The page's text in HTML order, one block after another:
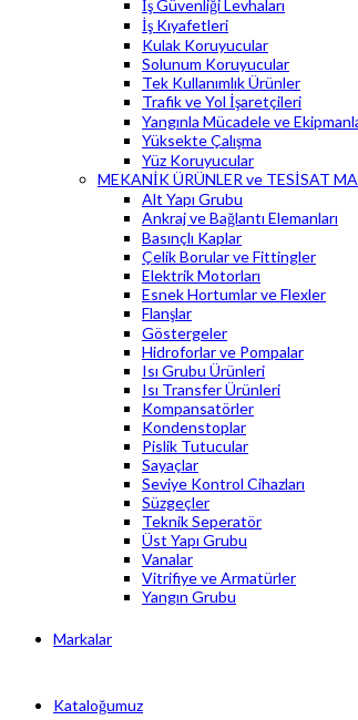
İş Güvenliği Levhaları
İş Kıyafetleri
Kulak Koruyucular
Solunum Koruyucular
Tek Kullanımlık Ürünler
Trafik ve Yol İşaretçileri
Yangınla Mücadele ve
Yüksekte Çalışma
Yüz Koruyucular
MEKANİK ÜRÜNLER ve TESİSAT
Alt Yapı Grubu
Ankraj ve Bağlantı Elemanları
Basınçlı Kaplar
Çelik Borular ve Fittingler
Elektrik Motorları
Esnek Hortumlar ve Flexler
Flanşlar
Göstergeler
Hidroforlar ve Pompalar
Isı Grubu Ürünleri
Isı Transfer Ürünleri
Kompansatörler
Kondenstoplar
Pislik Tutucular
Sayaçlar
Seviye Kontrol Cihazları
Süzgeçler
Teknik Seperatör
Üst Yapı Grubu
Vanalar
Vitrifiye ve Armatürler
Yangın Grubu
Markalar
Kataloğumuz